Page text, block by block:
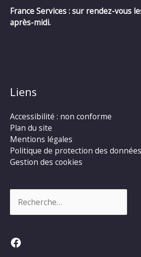
France Services : sur rendez-vous
après-midi.
Liens
Accessibilité : non conforme
Plan du site
Mentions légales
Politique de protection des données
Gestion des cookies
Facebook